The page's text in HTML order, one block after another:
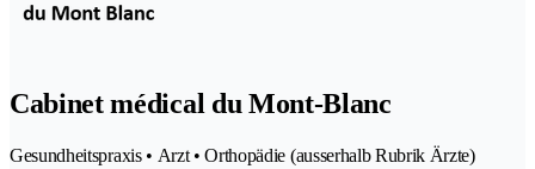
Cabinet médical du Mont-Blanc
Gesundheitspraxis • Arzt • Orthopädie (ausserhalb Rubrik Ärzte)